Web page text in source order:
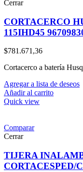
Cerrar
CORTACERCO
115IHD45
$781.671,36
Cortacerco a batería
Agregar a lista de deseos
Añadir al carrito
Quick view
Comparar
Cerrar
TIJERA
CORTACESPED/